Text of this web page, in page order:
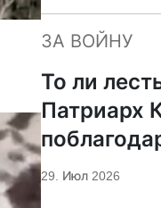
ЗА ВОЙНУ
То ли
Патриарх
защиту
29. Июл 2026